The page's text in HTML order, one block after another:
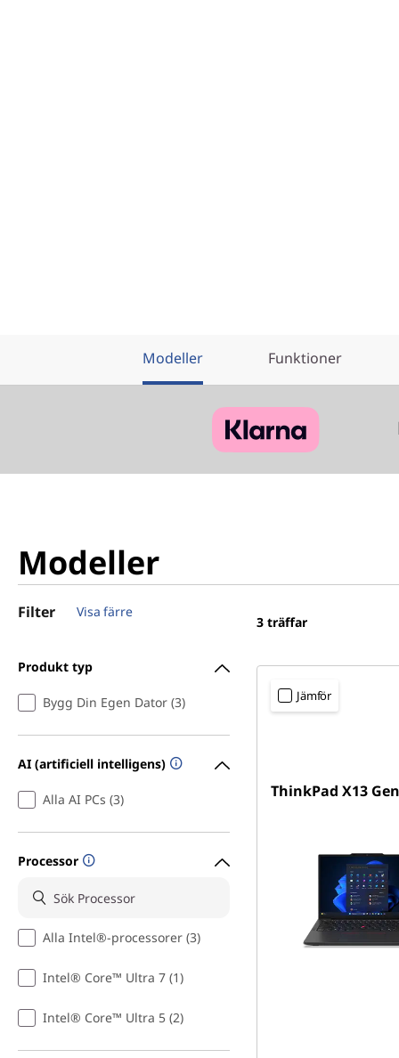
Modeller Funktioner
Modeller
Filter Visa färre
Produkt typ
Bygg Din Egen Dator (3)
AI (artificiell intelligens)
Alla AI PCs (3)
Processor
Alla Intel®-processorer (3)
Intel® Core™ Ultra 7 (1)
Intel® Core™ Ultra 5 (2)
3 träffar
Jämför
ThinkPad X13